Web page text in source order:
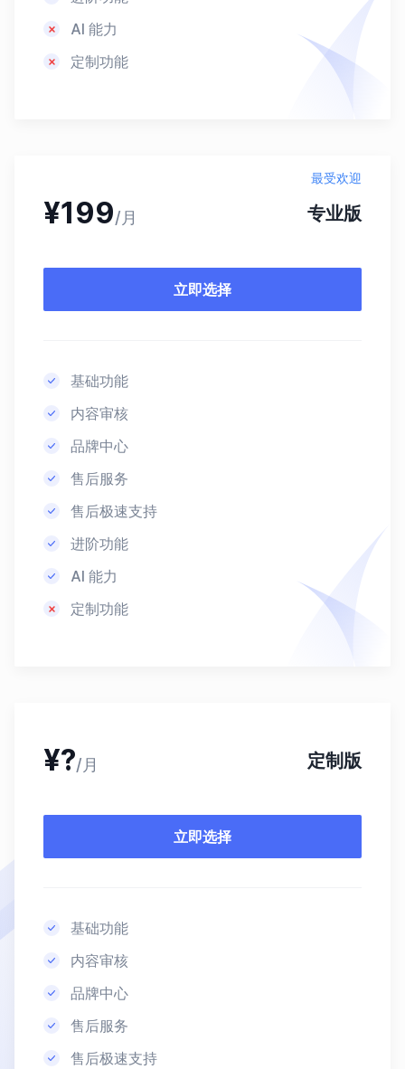
AI 能力
定制功能
最受欢迎
¥199/月 专业版
立即选择
基础功能
内容审核
品牌中心
售后服务
售后极速支持
进阶功能
AI 能力
定制功能
¥?/月 定制版
立即选择
基础功能
内容审核
品牌中心
售后服务
售后极速支持